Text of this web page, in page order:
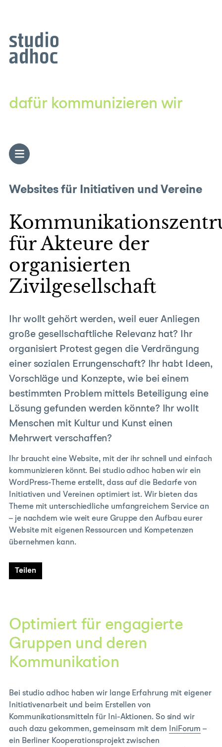
dafür kommunizieren wir
Websites für Initiativen und Vereine
für Akteure der
organisierten
Zivilgesellschaft
Ihr wollt gehört werden, weil euer Anliegen
große gesellschaftliche Relevanz hat? Ihr
organisiert Protest gegen die Verdrängung
einer sozialen Errungenschaft? Ihr habt Ideen,
Vorschläge und Konzepte, wie bei einem
bestimmten Problem mittels Beteiligung eine
Lösung gefunden werden könnte? Ihr wollt
Menschen mit Kultur und Kunst einen
Mehrwert verschaffen?
Ihr braucht eine Website, mit der ihr schnell und einfach
kommunizieren könnt. Bei studio adhoc haben wir ein
WordPress-Theme erstellt, dass auf die Bedarfe von
Initiativen und Vereinen optimiert ist. Wir bieten das
Theme mit unterschiedliche umfangreichem Service an
– je nachdem wie weit eure Gruppe den Aufbau eurer
Website mit eigenen Ressourcen und Kompetenzen
übernehmen kann.
Teilen
Optimiert für engagierte
Gruppen und deren
Kommunikation
Bei studio adhoc haben wir lange Erfahrung mit eigener
Initiativenarbeit und beim Erstellen von
Kommunikationsmitteln für Ini-Aktionen. So sind wir
auch dazu gekommen, gemeinsam mit dem
IniForum –
ein Berliner Kooperationsprojekt zwischen